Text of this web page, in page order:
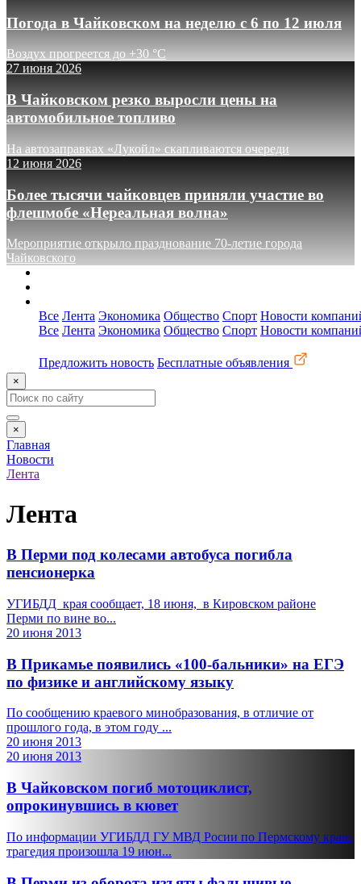
Погода в Чайковском на неделю с 6 по 12 июля
Воздух прогреется до +30 °C
27 июня 2026
В Чайковском резко выросли цены на
автомобильное топливо
На автозаправках «Лукойл» скапливаются очереди
12 июня 2026
Более тысячи чайковцев приняли участие во
флешмобе «Нереальная волна»
Мероприятие открыло празднование 70-летие города
Чайковского
Все Лента Экономика Общество Спорт Новости
Все Лента Экономика Общество Спорт Новости
Предложить новость Бесплатные объявления
×
×
Главная
Новости
Лента
Лента
В Перми под колесами автобуса погибла
пенсионерка
УГИБДД края сообщает, 18 июня, в Кировском районе
Перми по вине во...
20 июня 2013
В Прикамье появились «100-бальники» на ЕГЭ
по физике и английскому языку
По сообщению краевого минобразования, в отличие от
прошлого года, в этом году ...
20 июня 2013
20 июня 2013
В Чайковском погиб мотоциклист,
опрокинувшись в кювет
По информации УГИБДД ГУ МВД Росии по Пермскому краю,
трагедия произошла 19 июн...